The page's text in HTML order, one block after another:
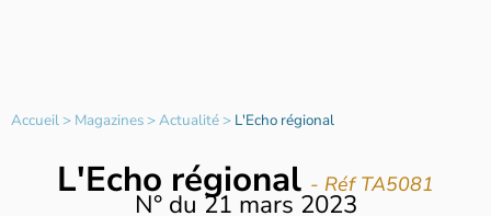
Accueil> Magazines>Actualité> L'Echo régional
L'Echo régional - Réf TA5081
N° du 21 mars 2023